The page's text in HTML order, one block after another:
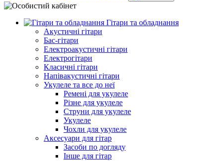
Гітари та обладнання
Акустичні гітари
Бас-гітари
Електроакустичні гітари
Електрогітари
Класичні гітари
Напівакустичні гітари
Укулеле та все до неї
Ремені для укулеле
Різне для укулеле
Струни для укулеле
Укулеле
Чохли для укулеле
Аксесуари для гітар
Засоби по догляду
Інше для гітар